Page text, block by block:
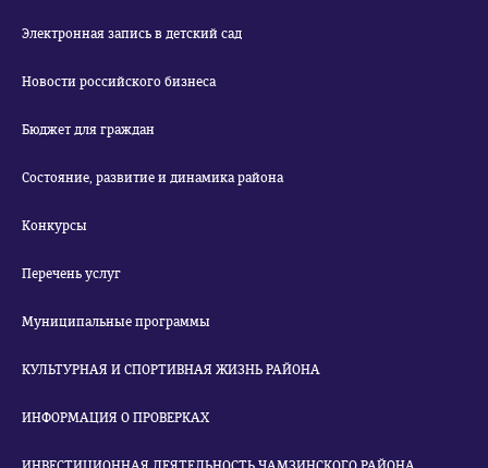
Электронная запись в детский сад
Новости российского бизнеса
Бюджет для граждан
Состояние, развитие и динамика района
Конкурсы
Перечень услуг
Муниципальные программы
КУЛЬТУРНАЯ И СПОРТИВНАЯ ЖИЗНЬ РАЙОНА
ИНФОРМАЦИЯ О ПРОВЕРКАХ